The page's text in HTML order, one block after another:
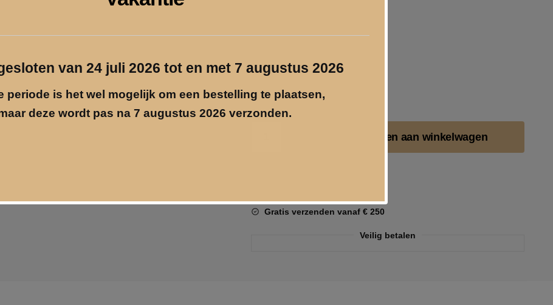
Toevoegen aan winkelwagen
Gratis verzenden vanaf € 250
Veilig betalen
van 24 juli 2026 tot en met 7 augustus 2026
periode is het wel mogelijk om een bestelling te plaatsen,
deze wordt pas na 7 augustus 2026 verzonden.